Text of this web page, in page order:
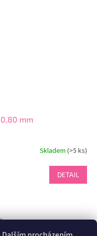
mm
Skladem (>5 ks)
DETAIL